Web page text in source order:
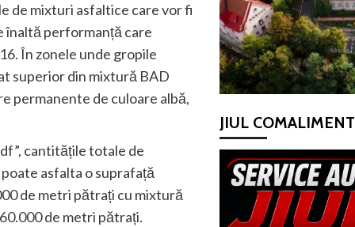
de mixturi asfaltice care vor fi
înaltă performanță care
În zonele unde gropile
superior din mixtură BAD
permanente de culoare albă,
cantitățile totale de
asfalta o suprafață
de metri pătrați cu mixtură
de metri pătrați.
JIUL COMALIMENT